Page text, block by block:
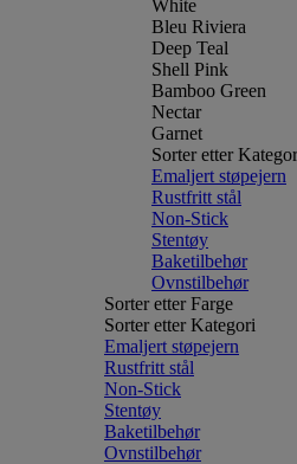
White
Bleu Riviera
Deep Teal
Shell Pink
Bamboo Green
Nectar
Garnet
Sorter etter
Emaljert støpejern
Rustfritt stål
Non-Stick
Stentøy
Baketilbehør
Ovnstilbehør
Sorter etter Farge
Sorter etter Kategori
Emaljert støpejern
Rustfritt stål
Non-Stick
Stentøy
Baketilbehør
Ovnstilbehør